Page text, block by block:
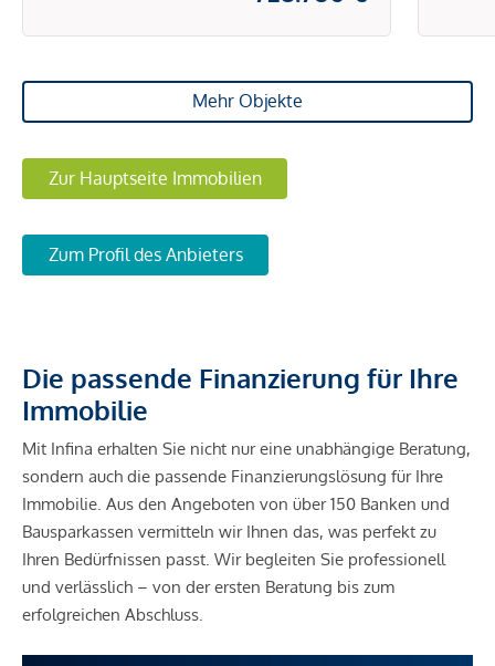
Mehr Objekte
Zur Hauptseite Immobilien
Zum Profil des Anbieters
Die passende Finanzierung für Ihre
Immobilie
Mit Infina erhalten Sie nicht nur eine unabhängige Beratung,
sondern auch die passende Finanzierungslösung für Ihre
Immobilie. Aus den Angeboten von über 150 Banken und
Bausparkassen vermitteln wir Ihnen das, was perfekt zu
Ihren Bedürfnissen passt. Wir begleiten Sie professionell
und verlässlich – von der ersten Beratung bis zum
erfolgreichen Abschluss.